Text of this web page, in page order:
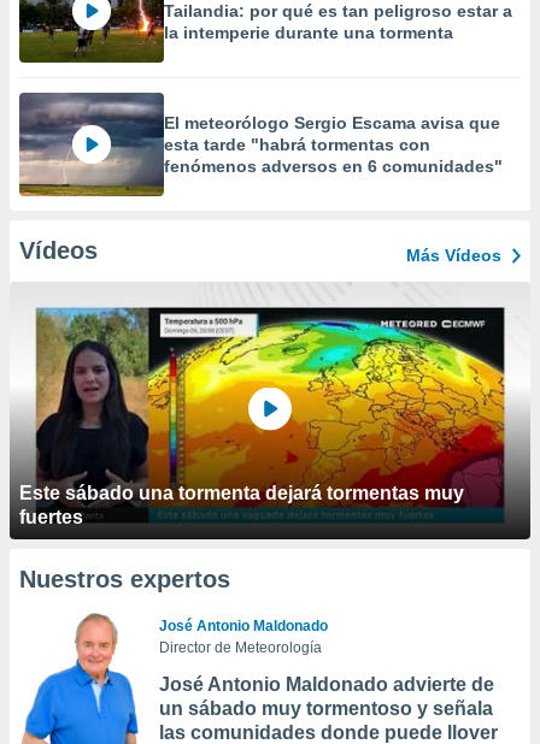
Tailandia: por qué es tan peligroso estar a
la intemperie durante una tormenta
El meteorólogo Sergio Escama avisa que
esta tarde "habrá tormentas con
fenómenos adversos en 6 comunidades"
Vídeos Más Vídeos
Este sábado una tormenta dejará tormentas muy
fuertes
Nuestros expertos
José Antonio Maldonado
Director de Meteorología
José Antonio Maldonado advierte de
un sábado muy tormentoso y señala
las comunidades donde puede llover